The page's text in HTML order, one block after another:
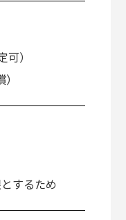
）
するため